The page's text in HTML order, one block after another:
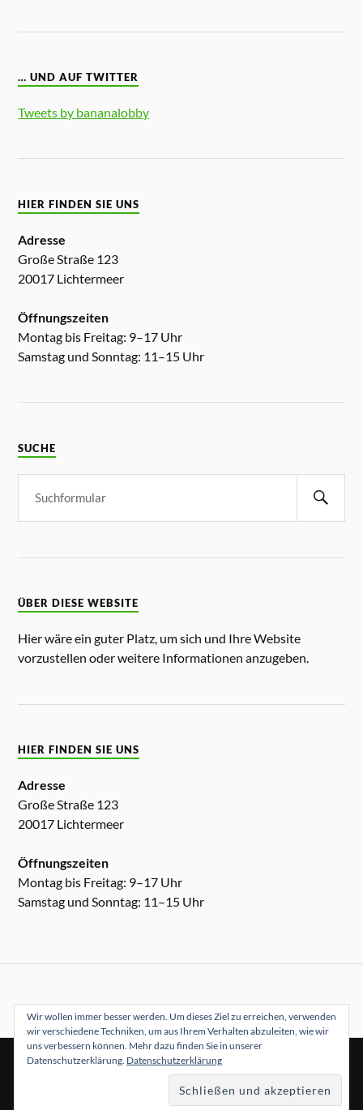
… UND AUF TWITTER
Tweets by bananalobby
HIER FINDEN SIE UNS
Adresse
Große Straße 123
20017 Lichtermeer
Öffnungszeiten
Montag bis Freitag: 9–17 Uhr
Samstag und Sonntag: 11–15 Uhr
SUCHE
ÜBER DIESE WEBSITE
Hier wäre ein guter Platz, um sich und Ihre Website
vorzustellen oder weitere Informationen anzugeben.
HIER FINDEN SIE UNS
Adresse
Große Straße 123
20017 Lichtermeer
Öffnungszeiten
Montag bis Freitag: 9–17 Uhr
Samstag und Sonntag: 11–15 Uhr
WORDPRESS & THEME ERSTELLT VON
ANDERS NORÉN
Wir wollen immer besser werden. Um dieses Ziel zu erreichen, verwenden
wir verschiedene Techniken, um aus Ihrem Verhalten abzuleiten, wie wir
uns verbessern können. Mehr dazu finden Sie in unserer
Datenschutzerklärung. Datenschutzerklärung